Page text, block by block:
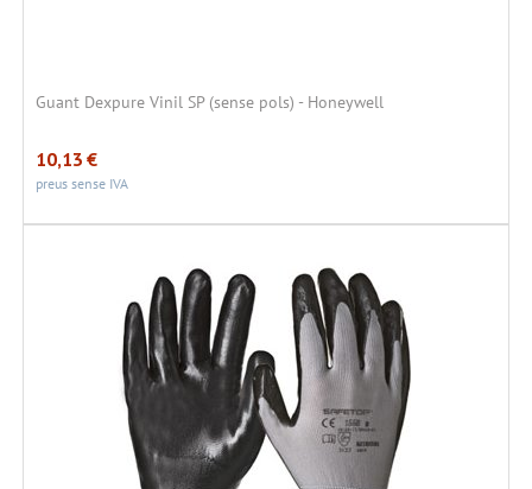
Guant Dexpure Vinil SP (sense pols) - Honeywell
10,13 €
preus sense IVA